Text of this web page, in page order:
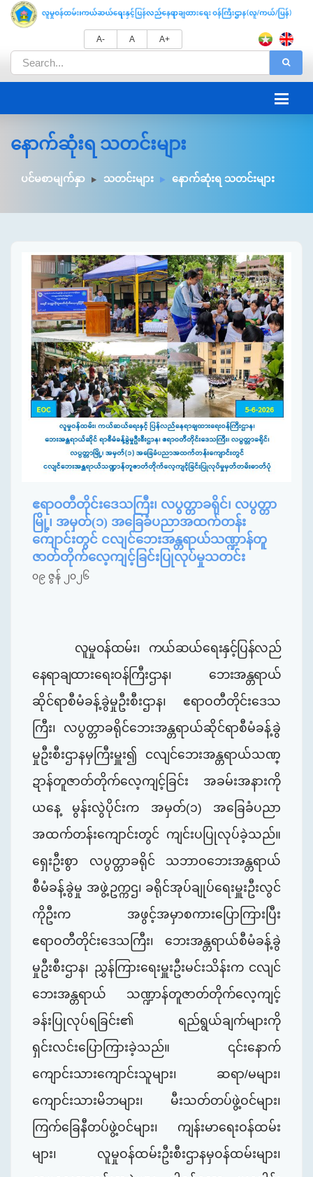
A- A A+
နောက်ဆုံးရ သတင်းများ
ပင်မစာမျက်နှာ သတင်းများ နောက်ဆုံးရ သတင်းများ
ဧရာဝတီတိုင်းဒေသကြီး၊ လပွတ္တာခရိုင်၊ လပွတ္တာ
မြို့၊ အမှတ်(၁) အခြေခံပညာအထက်တန်း
ကျောင်းတွင် ငလျင်ဘေးအန္တရာယ်သဏ္ဍာန်တူ
ဇာတ်တိုက်လေ့ကျင့်ခြင်းပြုလုပ်မှုသတင်း
၀၉ ဇွန် ၂၀၂၆
လူမှုဝန်ထမ်း၊ ကယ်ဆယ်ရေးနှင့်ပြန်လည်
နေရာချထားရေးဝန်ကြီးဌာန၊ ဘေးအန္တရာယ်
ဆိုင်ရာစီမံခန့်ခွဲမှုဦးစီးဌာန၊
ဧရာဝတီတိုင်းဒေသ
ကြီး၊ လပွတ္တာခရိုင်ဘေးအန္တရာယ်ဆိုင်ရာစီမံခန့်ခွဲ
မှုဦးစီးဌာနမှကြီးမှူး၍ ငလျင်ဘေးအန္တရာယ်သဏ္
ဍာန်တူဇာတ်တိုက်လေ့ကျင့်ခြင်း အခမ်းအနားကို
ယနေ့ မွန်းလွဲပိုင်းက အမှတ်(၁) အခြေခံပညာ
အထက်တန်းကျောင်းတွင် ကျင်းပပြုလုပ်ခဲ့သည်။
ရှေးဦးစွာ လပွတ္တာခရိုင် သဘာဝဘေးအန္တရာယ်
စီမံခန့်ခွဲမှု အဖွဲ့ဥက္ကဌ၊ ခရိုင်အုပ်ချုပ်ရေးမှူးဦးလွင်
ကိုဦးက အဖွင့်အမှာစကားပြောကြားပြီး
ဧရာဝတီတိုင်းဒေသကြီး၊ ဘေးအန္တရာယ်စီမံခန့်ခွဲ
မှုဦးစီးဌာန၊ ညွှန်ကြားရေးမှူးဦးမင်းသိန်းက ငလျင်
ဘေးအန္တရာယ် သဏ္ဍာန်တူဇာတ်တိုက်လေ့ကျင့်
ခန်းပြုလုပ်ရခြင်း၏ ရည်ရွယ်ချက်များကို
ရှင်းလင်းပြောကြားခဲ့သည်။ ၎င်းနောက်
ကျောင်းသားကျောင်းသူများ၊ ဆရာ/မများ၊
ကျောင်းသားမိဘများ၊ မီးသတ်တပ်ဖွဲ့ဝင်များ၊
ကြက်ခြေနီတပ်ဖွဲ့ဝင်များ၊ ကျန်းမာရေးဝန်ထမ်း
များ၊ လူမှုဝန်ထမ်းဦးစီးဌာနမှဝန်ထမ်းများ၊